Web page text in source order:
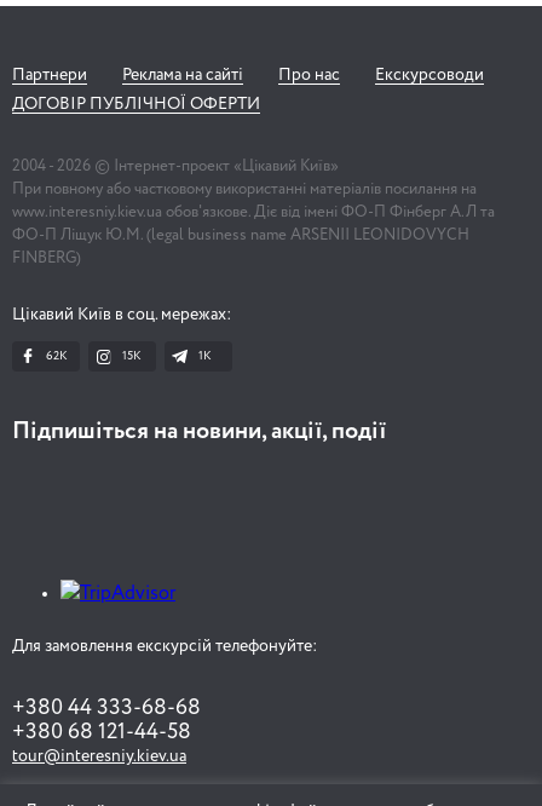
Партнери Реклама на сайті Про нас
Екскурсоводи
ДОГОВІР ПУБЛІЧНОЇ ОФЕРТИ
2004 - 2026 © Інтернет-проект «Цікавий Київ»
При повному або частковому використанні матеріалів посилання на
www.interesniy.kiev.ua обов'язкове. Діє від імені ФО-П Фінберг А.Л та
ФО-П Ліщук Ю.М. (legal business name ARSENII LEONIDOVYCH
FINBERG)
Цікавий Київ в соц. мережах:
62K 15K 1К
Підпишіться на новини, акції, події
Для замовлення екскурсій телефонуйте:
+380 44 333-68-68
+380 68 121-44-58
tour@interesniy.kiev.ua